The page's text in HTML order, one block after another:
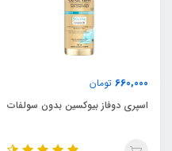
660,000 تومان
اسپری دوفاز بیوکسین بدون سولفات